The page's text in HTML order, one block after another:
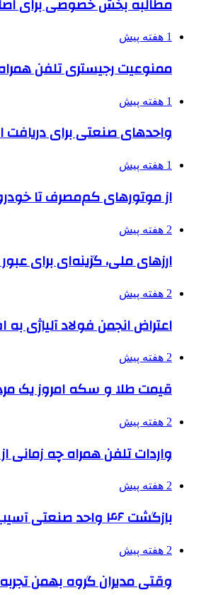
1 هفته پیش
ممنوعیت رجیستری تلفن
1 هفته پیش
واحدهای صنعتی برای دریافت
1 هفته پیش
از موتورهای کم‌مصرف تا
2 هفته پیش
ارزهای ملی، گزینه‌ای برای
2 هفته پیش
اعتراض انجمن فولاد آلیاژی
2 هفته پیش
قیمت طلا و سکه امروز یک مرداد؛ سکه
2 هفته پیش
واردات تلفن همراه چه
2 هفته پیش
بازگشت ۴۶ واحد صنعتی آسیب‌دیده دو جنگ اخیر البرز به چرخه تولید
2 هفته پیش
وقتی مدیران گروه بهمن